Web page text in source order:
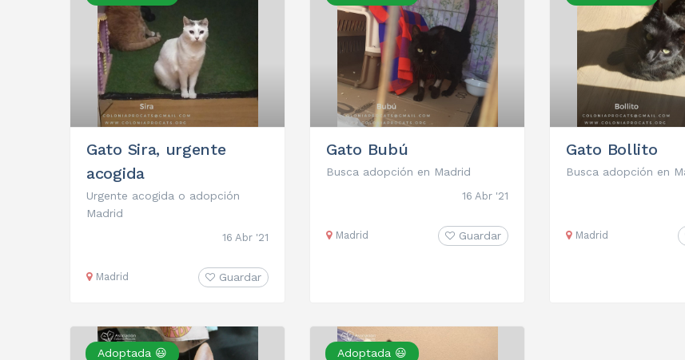
Gato Sira, urgente
acogida
Urgente acogida o adopción
Madrid
16 Abr '21
Madrid Guardar
Gato Bubú
Busca adopción en Madrid
16 Abr '21
Madrid Guardar
Gato Bollito
Busca adopción en
Madrid
Adoptada 😃 Adoptada 😃